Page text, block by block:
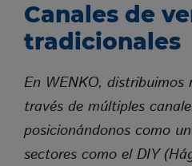
Canales de
tradicionales
En WENKO,
través de múltiples
posicionándonos como
sectores como el DIY